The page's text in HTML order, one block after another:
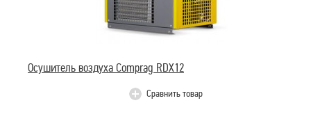
Осушитель воздуха Comprag RDX12
Сравнить товар